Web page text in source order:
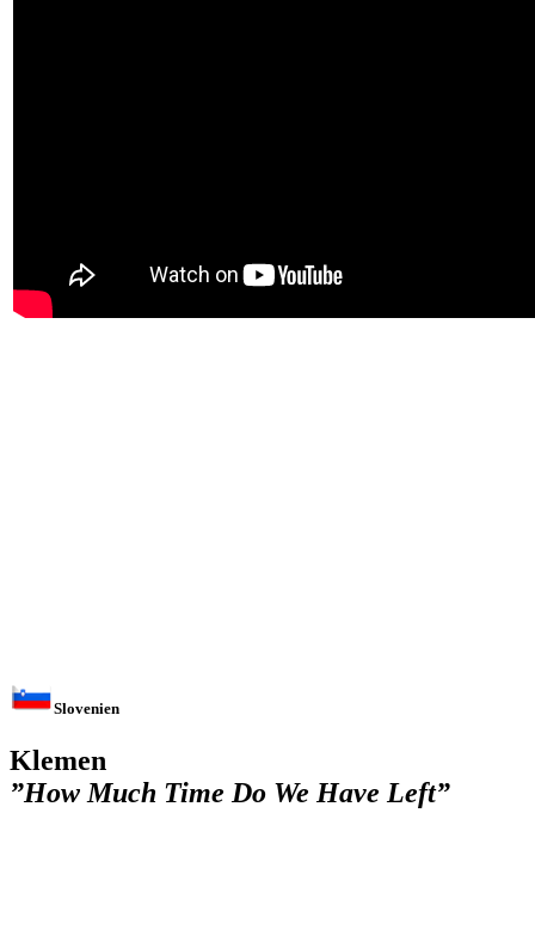
Slovenien
Klemen
”How Much Time Do We Have Left”